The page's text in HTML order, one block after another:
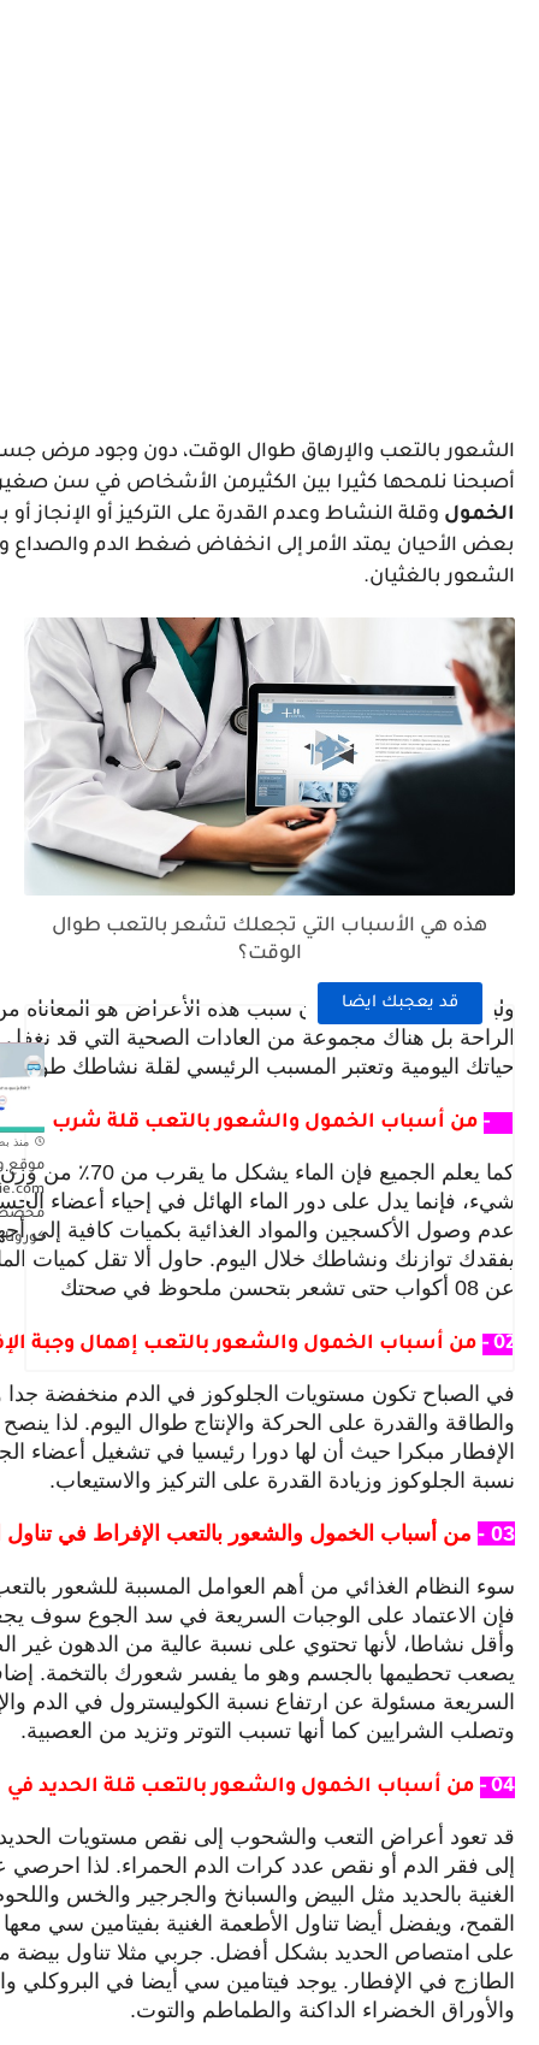
الشعور بالتعب والإرهاق طوال الوقت، دون وجود مرض
أصبحنا نلمحها كثيرا بين الكثيرمن الأشخاص في سن
الخمول وقلة النشاط وعدم القدرة على التركيز أو الإنجاز
بعض الأحيان يمتد الأمر إلى انخفاض ضغط الدم
الشعور بالغثيان.
هذه هي الأسباب التي تجعلك تشعر بالتعب طوال
الوقت؟
وليس بالضرورة أن يكون سبب هذه الأعراض هو
الراحة بل هناك مجموعة من العادات الصحية التي قد
حياتك اليومية وتعتبر المسبب الرئيسي لقلة نشاطك طوال
من أسباب الخمول والشعور بالتعب قلة شرب
كما يعلم الجميع فإن
شيء، فإنما يدل على دور الماء الهائل في إحياء أعضاء
عدم وصول الأكسجين والمواد الغذائية بكميات كافية إلى
يفقدك توازنك ونشاطك خلال اليوم. حاول ألا تقل كميات الماء
عن 08 أكواب حتى تشعر بتحسن ملحوظ في صحتك
02 - من أسباب الخمول والشعور بالتعب إهمال وجبة
في الصباح تكون مستويات الجلوكوز في الدم منخفضة
والطاقة والقدرة على الحركة والإنتاج طوال اليوم. لذا ينصح
الإفطار مبكرا حيث أن لها دورا رئيسيا في تشغيل
نسبة الجلوكوز وزيادة القدرة على التركيز والاستيعاب.
03 - من أسباب الخمول والشعور بالتعب الإفراط في تناول
سوء النظام الغذائي من أهم العوامل المسببة للشعور
فإن الاعتماد على الوجبات السريعة في سد الجوع سوف
وأقل نشاطا، لأنها تحتوي على نسبة عالية من الدهون غير
يصعب تحطيمها بالجسم وهو ما يفسر شعورك بالتخمة.
السريعة مسئولة عن ارتفاع نسبة الكوليسترول في الدم
وتصلب الشرايين كما أنها تسبب التوتر وتزيد من العصبية.
04 - من أسباب الخمول والشعور بالتعب قلة الحديد
قد تعود أعراض التعب والشحوب إلى نقص مستويات
إلى فقر الدم أو نقص عدد كرات الدم الحمراء. لذا احرصي
الغنية بالحديد مثل البيض والسبانخ والجرجير والخس
القمح، ويفضل أيضا تناول الأطعمة الغنية بفيتامين سي
على امتصاص الحديد بشكل أفضل. جربي مثلا تناول بيضة
الطازج في الإفطار. يوجد فيتامين سي أيضا في البروكلي
والأوراق الخضراء الداكنة والطماطم والتوت.
قد يعجبك ايضا
منذ
موقع
كورونا